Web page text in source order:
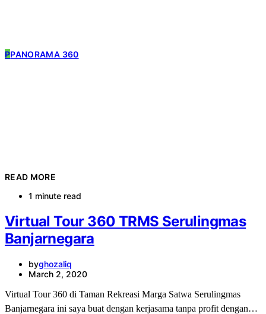
PPANORAMA 360
READ MORE
1 minute read
Virtual Tour 360 TRMS Serulingmas
Banjarnegara
byghozaliq
March 2, 2020
Virtual Tour 360 di Taman Rekreasi Marga Satwa Serulingmas
Banjarnegara ini saya buat dengan kerjasama tanpa profit dengan…